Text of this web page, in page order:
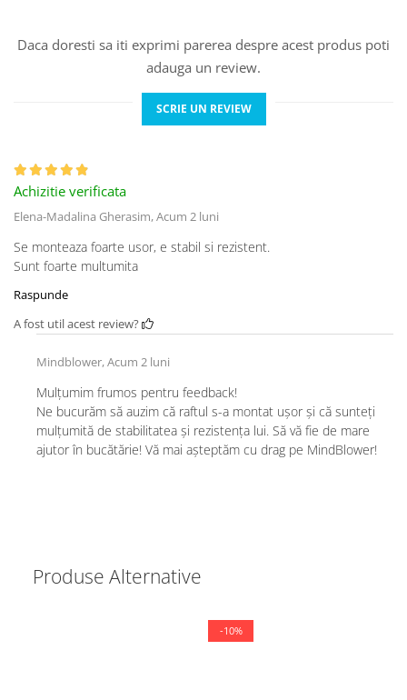
Daca doresti sa iti exprimi parerea despre acest produs poti
adauga un review.
SCRIE UN REVIEW
Achizitie verificata
Elena-Madalina Gherasim,Acum 2 luni
Se monteaza foarte usor, e stabil si rezistent.
Sunt foarte multumita
Raspunde
A fost util acest review?
Mindblower,Acum 2 luni
Mulțumim frumos pentru feedback!
Ne bucurăm să auzim că raftul s-a montat ușor și că sunteți
mulțumită de stabilitatea și rezistența lui. Să vă fie de mare
ajutor în bucătărie! Vă mai așteptăm cu drag pe MindBlower!
Produse Alternative
-10%